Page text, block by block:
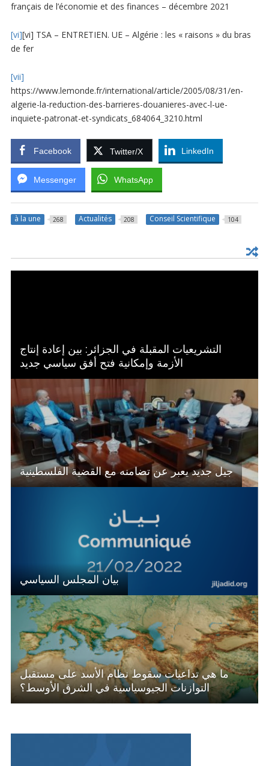
français de l’économie et des finances – décembre 2021
[vi][vi] TSA – ENTRETIEN. UE – Algérie : les « raisons » du bras
de fer
[vii]
https://www.lemonde.fr/international/article/2005/08/31/en-
algerie-la-reduction-des-barrieres-douanieres-avec-l-ue-
inquiete-patronat-et-syndicats_684064_3210.html
Facebook Twitter/X LinkedIn
Messenger WhatsApp
à la une 268 Actualités 208 Conseil Scientifique 104
التشريعيات المقبلة في الجزائر: بين إعادة إنتاج
الأزمة وإمكانية فتح أفق سياسي جديد
جيل جديد يعبر عن تضامنه مع القضية الفلسطينية
بيان المجلس السياسي
ما هي تداعيات سقوط نظام الأسد على مستقبل
التوازنات الجيوسياسية في الشرق الأوسط؟